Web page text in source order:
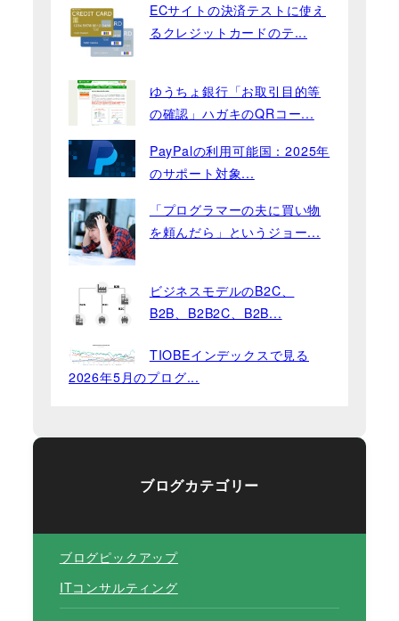
ECサイトの決済テストに使え
るクレジットカードのテ...
ゆうちょ銀行「お取引目的等
の確認」ハガキのQRコー...
PayPalの利用可能国：2025年
のサポート対象...
「プログラマーの夫に買い物
を頼んだら」というジョー...
ビジネスモデルのB2C、
B2B、B2B2C、B2B...
TIOBEインデックスで見る
2026年5月のプログ...
ブログカテゴリー
ブログピックアップ
ITコンサルティング